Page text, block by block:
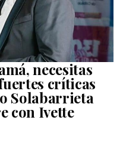
necesitas
críticas
Solabarrieta
con Ivette